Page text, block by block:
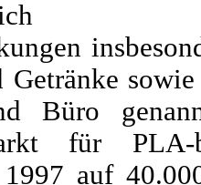
Getränke
Büro
für PLA-
1997 auf